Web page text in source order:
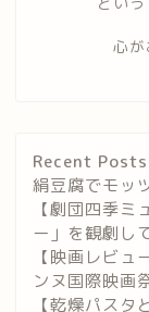
心
Recent Posts
絹豆腐でモッ
【劇団四季
ー」を観劇し
【映画レビュ
ンヌ国際映画
【乾燥パス